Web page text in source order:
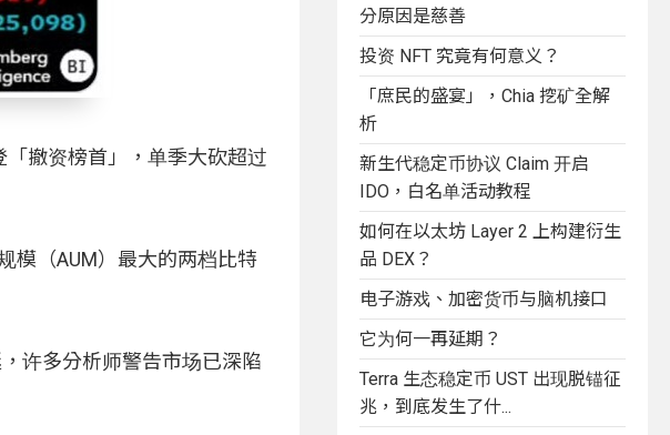
撤资榜首」，单季大砍超过
模（AUM）最大的两档比特
许多分析师警告市场已深陷
分原因是慈善
投资 NFT 究竟有何意义？
「庶民的盛宴」，Chia 挖矿全解
析
新生代稳定币协议 Claim 开启
IDO，白名单活动教程
如何在以太坊 Layer 2 上构建衍生
品 DEX？
电子游戏、加密货币与脑机接口
它为何一再延期？
Terra 生态稳定币 UST 出现脱锚征
兆，到底发生了什...